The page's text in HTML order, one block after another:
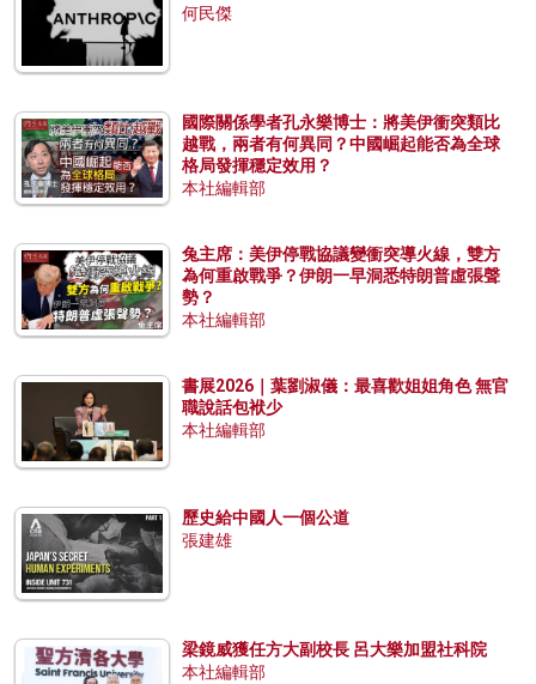
何民傑
國際關係學者孔永樂博士：將美伊衝突類比
越戰，兩者有何異同？中國崛起能否為全球
格局發揮穩定效用？
本社編輯部
兔主席：美伊停戰協議變衝突導火線，雙方
為何重啟戰爭？伊朗一早洞悉特朗普虛張聲
勢？
本社編輯部
書展2026｜葉劉淑儀：最喜歡姐姐角色 無官
職說話包袱少
本社編輯部
歷史給中國人一個公道
張建雄
梁鏡威獲任方大副校長 呂大樂加盟社科院
本社編輯部